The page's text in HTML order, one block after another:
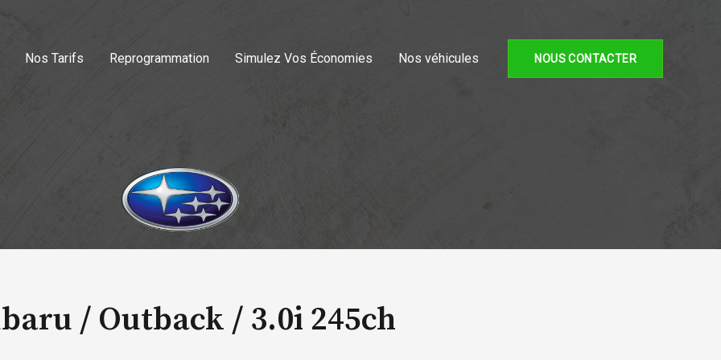
Nos Tarifs Reprogrammation Simulez Vos Économies Nos véhicules NOUS CONTACTER
/ Outback / 3.0i 245ch